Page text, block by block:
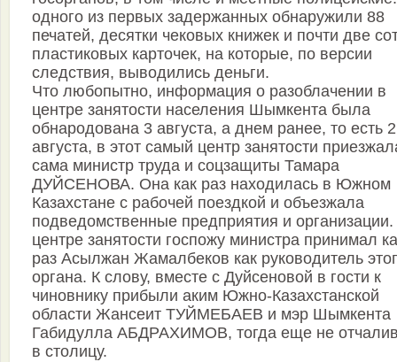
одного из первых задержанных обнаружили 88
печатей, десятки чековых книжек и почти две
пластиковых карточек, на которые, по версии
следствия, выводились деньги.
Что любопытно, информация о разоблачении в
центре занятости населения Шымкента была
обнародована 3 августа, а днем ранее, то есть 2
августа, в этот самый центр занятости
сама министр труда и соцзащиты Тамара
ДУЙСЕНОВА. Она как раз находилась в Южном
Казахстане с рабочей поездкой и объезжала
подведомственные предприятия и
центре занятости госпожу министра принимал
раз Асылжан Жамалбеков как руководитель
органа. К слову, вместе с Дуйсеновой в гости к
чиновнику прибыли аким Южно-Казахстанской
области Жансеит ТУЙМЕБАЕВ и мэр Шымкента
Габидулла АБДРАХИМОВ, тогда еще не
в столицу.